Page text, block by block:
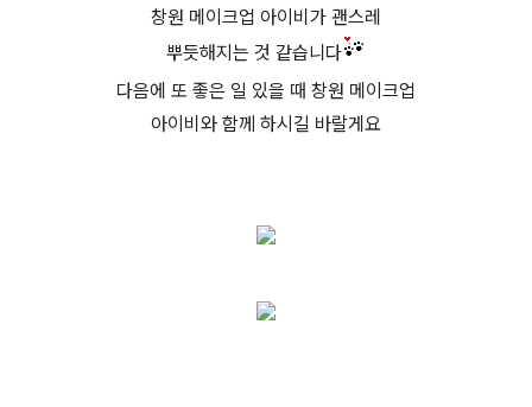
창원 메이크업 아이비가 괜스레
뿌듯해지는 것 같습니다
다음에 또 좋은 일 있을 때 창원 메이크업
아이비와 함께 하시길 바랄게요